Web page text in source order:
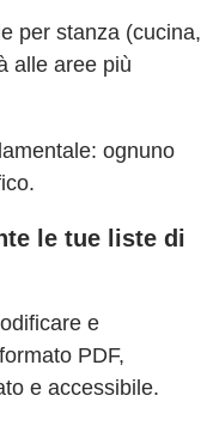
per stanza (cucina,
alle aree più
ognuno
le tue liste di
e
PDF,
e accessibile.